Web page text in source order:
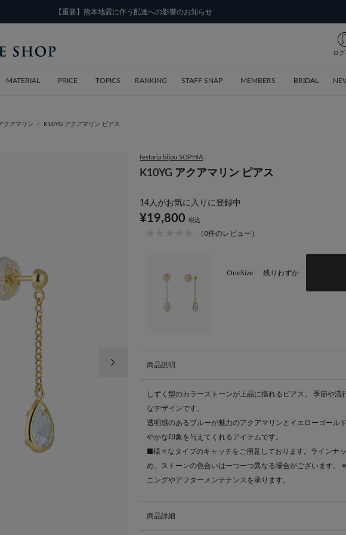
【重要】熊本地震に伴う配送への影響のお知らせ
ログ
MATERIAL PRICE TOPICS RANKING STAFF SNAP MEMBERS BRIDAL
クアマリン K10YG アクアマリン ピアス
festaria bijou SOPHIA
K10YG アクアマリン ピアス
14人がお気に入りに登録中
¥19,800 税込
（0件のレビュー）
OneSize 残りわずか
商品説明
しずく型のカラーストーンが上品に揺れるピアス。 季節や
なデザインです。
透明感のあるブルーが魅力のアクアマリンとイエローゴール
やかな印象を与えてくれるアイテムです。
■様々なタイプのキャッチをご用意しております。ラインナ
め、ストーンの色合いは一つ一つ異なる場合がございます。
ニングやアフターメンテナンスを承ります。
商品詳細